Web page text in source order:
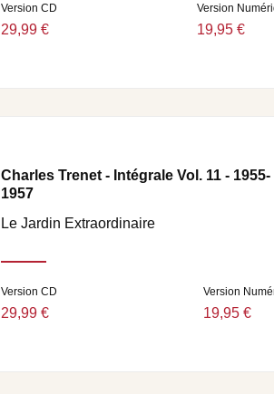
Version CD
29,99 €
Version
19,95 €
Charles Trenet - Intégrale Vol. 11 - 1955-
1957
Le Jardin Extraordinaire
Version CD
29,99 €
Version
19,95 €